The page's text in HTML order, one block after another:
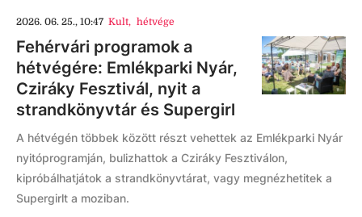
2026. 06. 25., 10:47 Kult, hétvége
Fehérvári programok a
hétvégére: Emlékparki Nyár,
Cziráky Fesztivál, nyit a
strandkönyvtár és Supergirl
A hétvégén többek között részt vehettek az Emlékparki Nyár
nyitóprogramján, bulizhattok a Cziráky Fesztiválon,
kipróbálhatjátok a strandkönyvtárat, vagy megnézhetitek a
Supergirlt a moziban.